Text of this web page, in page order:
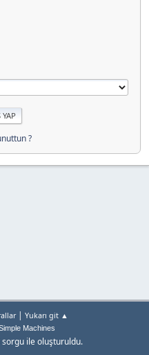
?
| Yukarı git ▲
Machines
ile oluşturuldu.